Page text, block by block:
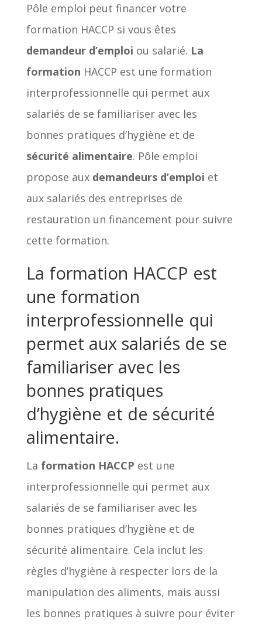
Pôle emploi peut financer votre
formation HACCP si vous êtes
demandeur d’emploi ou salarié. La
formation HACCP est une formation
interprofessionnelle qui permet aux
salariés de se familiariser avec les
bonnes pratiques d’hygiène et de
sécurité alimentaire. Pôle emploi
propose aux demandeurs d’emploi et
aux salariés des entreprises de
restauration un financement pour suivre
cette formation.
La formation HACCP est
une formation
interprofessionnelle qui
permet aux salariés de se
familiariser avec les
bonnes pratiques
d’hygiène et de sécurité
alimentaire.
La formation HACCP est une
interprofessionnelle qui permet aux
salariés de se familiariser avec les
bonnes pratiques d’hygiène et de
sécurité alimentaire. Cela inclut les
règles d’hygiène à respecter lors de la
manipulation des aliments, mais aussi
les bonnes pratiques à suivre pour éviter